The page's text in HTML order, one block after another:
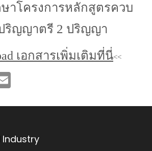
าโครงการหลักสูตรควบ
ริญญาตรี 2 ปริญญา
เอกสารเพิ่มเติมที่นี่<<
Industry